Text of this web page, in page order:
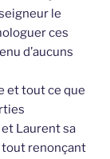
le
ces
d’aucuns
et tout ce que
Laurent sa
tout renonçant